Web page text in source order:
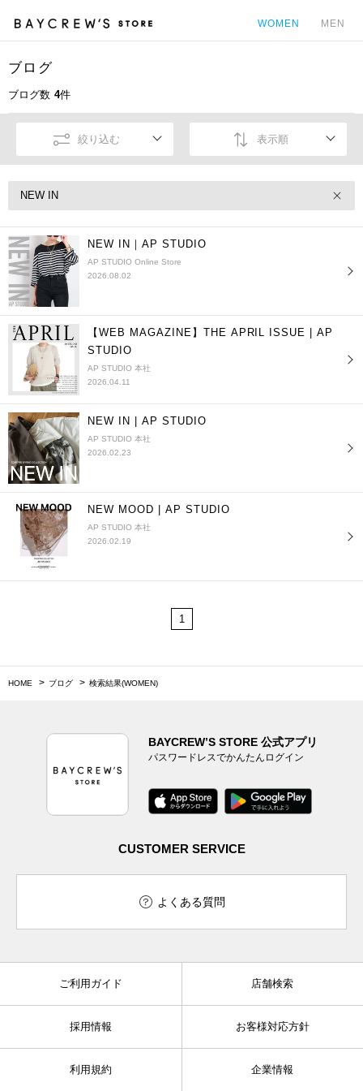
WOMEN MEN
ブログ
ブログ数 4件
絞り込む 表示順
NEW IN
NEW IN｜AP STUDIO
AP STUDIO Online Store
2026.08.02
【WEB MAGAZINE】THE APRIL ISSUE | AP
STUDIO
AP STUDIO 本社
2026.04.11
NEW IN | AP STUDIO
AP STUDIO 本社
2026.02.23
NEW MOOD | AP STUDIO
AP STUDIO 本社
2026.02.19
1
HOME ブログ 検索結果(WOMEN)
BAYCREW’S STORE 公式アプリ
パスワードレスでかんたんログイン
CUSTOMER SERVICE
よくある質問
ご利用ガイド 店舗検索
採用情報 お客様対応方針
利用規約 企業情報